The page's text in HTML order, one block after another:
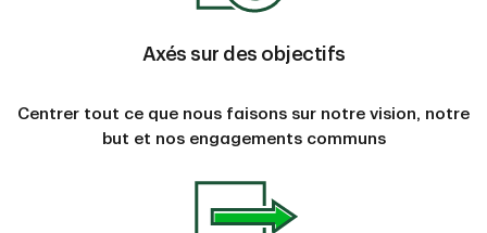
Axés sur des objectifs
Centrer tout ce que nous faisons sur notre vision, notre
but et nos engagements communs